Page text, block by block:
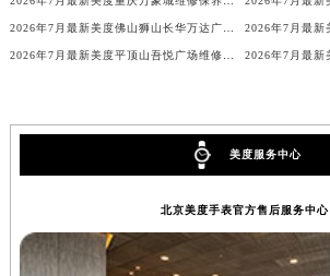
美度服务中心
北京美度手表官方售后服务中心